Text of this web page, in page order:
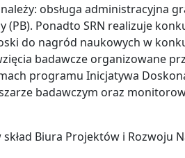
obsługa
Ponadto SRN realizuje
do nagród naukowych w
badawcze organizowane
programu Inicjatywa
badawczym oraz
Biura Projektów i Rozwoju